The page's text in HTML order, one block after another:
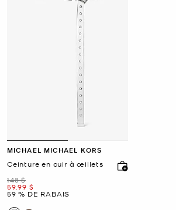
MICHAEL MICHAEL KORS
Ceinture en cuir à œillets
était
148 $
maintenant
59.99 $
59 % DE RABAIS